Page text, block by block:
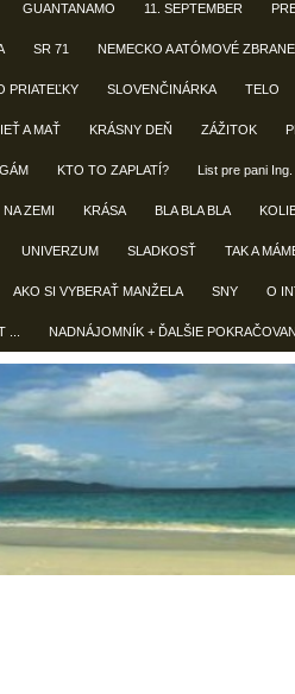
GUANTANAMO 11. SEPTEMBER
SR 71 NEMECKO A ATÓMOVÉ ZBRANE
PRIATEĽKY SLOVENČINÁRKA TELO
A MAŤ KRÁSNY DEŇ ZÁŽITOK
KTO TO ZAPLATÍ? List pre pani
ZEMI KRÁSA BLA BLA BLA
UNIVERZUM SLADKOSŤ TAK A
AKO SI VYBERAŤ MANŽELA SNY O
... NADNÁJOMNÍK + ĎALŠIE